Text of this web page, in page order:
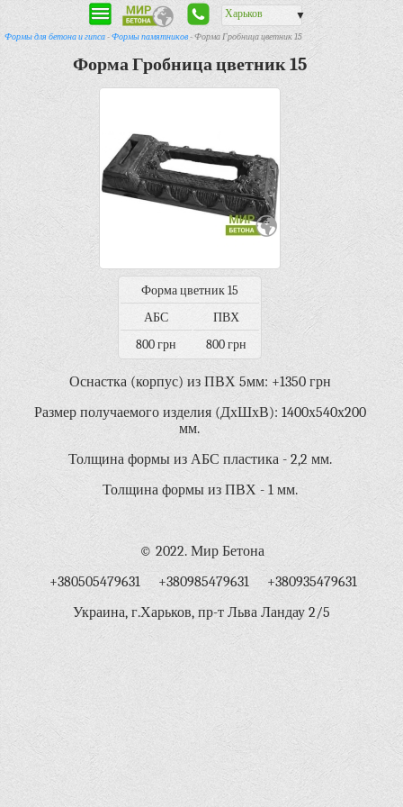
Харьков ▼
Формы для бетона и гипса-Формы памятников- Форма Гробница цветник 15
Форма Гробница цветник 15
Форма цветник 15
АБС
ПВХ
800 грн
800 грн
Оснастка (корпус) из ПВХ 5мм: +1350 грн
Размер получаемого изделия (ДхШхВ): 1400х540х200
мм.
Толщина формы из АБС пластика - 2,2 мм.
Толщина формы из ПВХ - 1 мм.
© 2022. Мир Бетона
+380505479631 +380985479631 +380935479631
Украина, г.Харьков, пр-т Льва Ландау 2/5